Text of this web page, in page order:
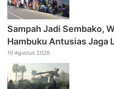
Sampah Jadi Sembako,
Hambuku Antusias Jaga
10 Agustus 2026